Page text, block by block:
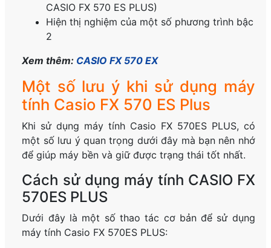
CASIO FX 570 ES PLUS)
Hiện thị nghiệm của một số phương trình bậc
2
Xem thêm: CASIO FX 570 EX
Một số lưu ý khi sử dụng máy
tính Casio FX 570 ES Plus
Khi sử dụng máy tính Casio FX 570ES PLUS, có
một số lưu ý quan trọng dưới đây mà bạn nên nhớ
để giúp máy bền và giữ được trạng thái tốt nhất.
Cách sử dụng máy tính CASIO FX
570ES PLUS
Dưới đây là một số thao tác cơ bản để sử dụng
máy tính Casio FX 570ES PLUS: